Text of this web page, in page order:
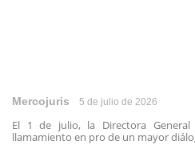
Mercojuris 5 de julio de 2026
El 1 de julio, la Directora
llamamiento en pro de un mayor